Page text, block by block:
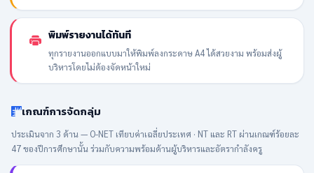
พิมพ์รายงานได้ทันที
ทุกรายงานออกแบบมาให้พิมพ์ลงกระดาษ A4 ได้สวยงาม พร้อมส่งผู้
บริหารโดยไม่ต้องจัดหน้าใหม่
เกณฑ์การจัดกลุ่ม
ประเมินจาก 3 ด้าน — O-NET เทียบค่าเฉลี่ยประเทศ · NT และ RT ผ่านเกณฑ์ร้อยละ
47 ของปีการศึกษานั้น ร่วมกับความพร้อมด้านผู้บริหารและอัตรากำลังครู